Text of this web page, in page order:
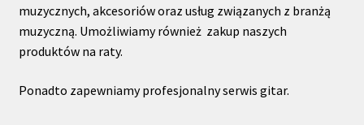
muzycznych, akcesoriów oraz usług związanych z branżą
muzyczną. Umożliwiamy również zakup naszych
produktów na raty.
Ponadto zapewniamy profesjonalny serwis gitar.